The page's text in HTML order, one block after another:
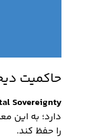
حاکمیت
Sovereignty
دارد؛ به این
را حفظ کند.